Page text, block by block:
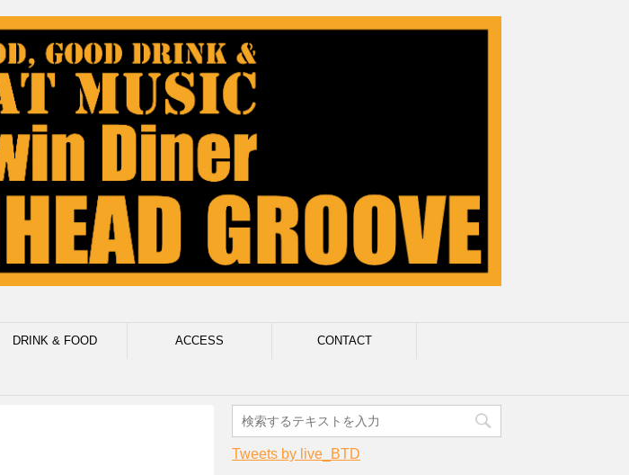
DRINK & FOOD ACCESS CONTACT
Tweets by live_BTD